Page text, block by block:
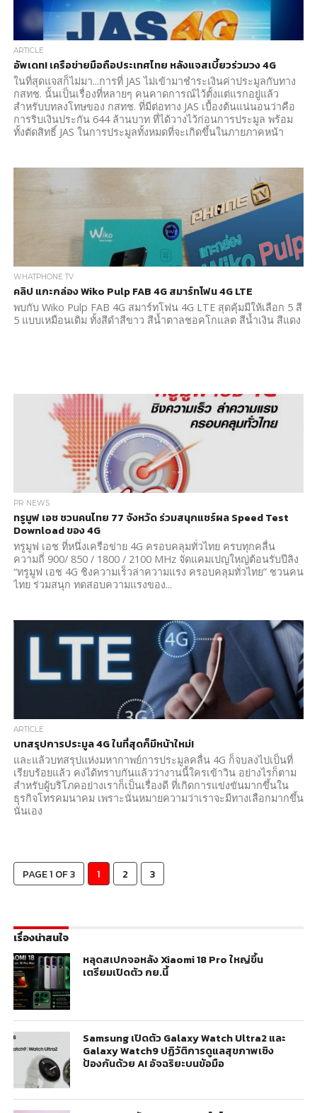
ARTICLE
อัพเดท! เครือข่ายมือถือประเทศไทย หลังแจสเบี้ยวร่วมวง 4G
ในที่สุดแจสก็ไม่มา...การที่ JAS ไม่เข้ามาชำระเงินค่าประมูลกับทาง
กสทช. นั้นเป็นเรื่องที่หลายๆ คนคาดการณ์ไว้ตั้งแต่แรกอยู่แล้ว
สำหรับบทลงโทษของ กสทช. ที่มีต่อทาง JAS เบื้องต้นแน่นอนว่าคือ
การริบเงินประกัน 644 ล้านบาท ที่ได้วางไว้ก่อนการประมูล พร้อม
ทั้งตัดสิทธิ์ JAS ในการประมูลทั้งหมดที่จะเกิดขึ้นในภายภาคหน้า
WHATPHONE TV
คลิป แกะกล่อง Wiko Pulp FAB 4G สมาร์ทโฟน 4G LTE
พบกับ Wiko Pulp FAB 4G สมาร์ทโฟน 4G LTE สุดคุ้มมีให้เลือก 5 สี
5 แบบเหมือนเดิม ทั้งสีดำสีขาว สีน้ำตาลชอคโกแลต สีน้ำเงิน สีแดง
PR NEWS
ทรูมูฟ เอช ชวนคนไทย 77 จังหวัด ร่วมสนุกแชร์ผล Speed Test
Download ของ 4G
ทรูมูฟ เอช ที่หนึ่งเครือข่าย 4G ครอบคลุมทั่วไทย ครบทุกคลื่น
ความถี่ 900/ 850 / 1800 / 2100 MHz จัดแคมเปญใหญ่ต้อนรับปีลิง
“ทรูมูฟ เอช 4G ชิงความเร็วล่าความแรง ครอบคลุมทั่วไทย” ชวนคน
ไทย ร่วมสนุก ทดสอบความแรงของ...
ARTICLE
บทสรุปการประมูล 4G ในที่สุดก็มีหน้าใหม่!
และแล้วบทสรุปแห่งมหากาพย์การประมูลคลื่น 4G ก็จบลงไปเป็นที่
เรียบร้อยแล้ว คงได้ทราบกันแล้วว่างานนี้ใครเข้าวิน อย่างไรก็ตาม
สำหรับผู้บริโภคอย่างเราก็เป็นเรื่องดี ที่เกิดการแข่งขันมากขึ้นใน
ธุรกิจโทรคมนาคม เพราะนั่นหมายความว่าเราจะมีทางเลือกมากขึ้น
นั่นเอง
PAGE 1 OF 3 1 2 3
เรื่องน่าสนใจ
หลุดสเปกจอหลัง Xiaomi 18 Pro ใหญ่ขึ้น
เตรียมเปิดตัว กย.นี้
Samsung เปิดตัว Galaxy Watch Ultra2 และ
Galaxy Watch9 ปฏิวัติการดูแลสุขภาพเชิง
ป้องกันด้วย AI อัจฉริยะบนข้อมือ